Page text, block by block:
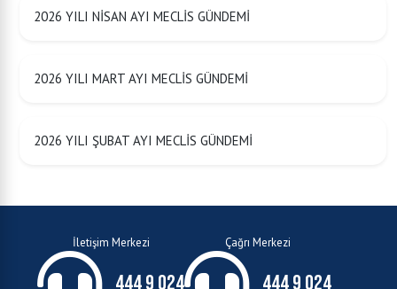
2026 YILI NİSAN AYI MECLİS GÜNDEMİ
2026 YILI MART AYI MECLİS GÜNDEMİ
2026 YILI ŞUBAT AYI MECLİS GÜNDEMİ
İletişim Merkezi
444 9 024
Çağrı Merkezi
444 9 024